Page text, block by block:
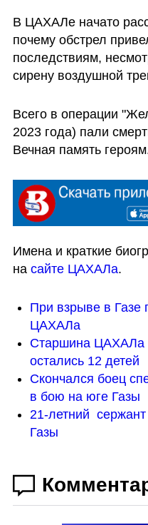
В ЦАХАЛе начато
почему обстрел
последствиям,
сирену воздушной
Всего в операции
2023 года) пали
Вечная память
Имена и краткие
на сайте ЦАХАЛа.
При взрыве в Газе
ЦАХАЛа
Старшина ЦАХАЛа
остались 12 детей
Скончался боец
в бою на юге Газы
21-летний
Газы